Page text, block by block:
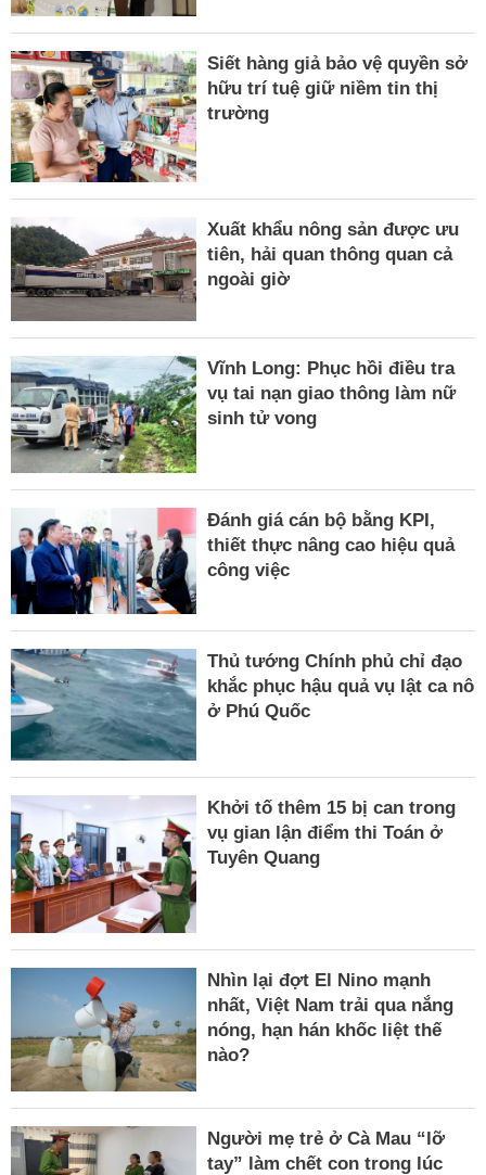
Siết hàng giả bảo vệ quyền sở
hữu trí tuệ giữ niềm tin thị
trường
Xuất khẩu nông sản được ưu
tiên, hải quan thông quan cả
ngoài giờ
Vĩnh Long: Phục hồi điều tra
vụ tai nạn giao thông làm nữ
sinh tử vong
Đánh giá cán bộ bằng KPI,
thiết thực nâng cao hiệu quả
công việc
Thủ tướng Chính phủ chỉ đạo
khắc phục hậu quả vụ lật ca nô
ở Phú Quốc
Khởi tố thêm 15 bị can trong
vụ gian lận điểm thi Toán ở
Tuyên Quang
Nhìn lại đợt El Nino mạnh
nhất, Việt Nam trải qua nắng
nóng, hạn hán khốc liệt thế
nào?
Người mẹ trẻ ở Cà Mau “lỡ
tay” làm chết con trong lúc